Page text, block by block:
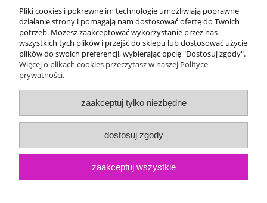
Moje konto
Gwarancja i zwroty
O firmie
Pliki cookies i pokrewne im technologie umożliwiają poprawne
działanie strony i pomagają nam dostosować ofertę do Twoich
potrzeb. Możesz zaakceptować wykorzystanie przez nas
wszystkich tych plików i przejść do sklepu lub dostosować użycie
plików do swoich preferencji, wybierając opcję "Dostosuj zgody".
Więcej o plikach cookies przeczytasz w naszej Polityce
prywatności.
zaakceptuj tylko niezbędne
dostosuj zgody
zaakceptuj wszystkie